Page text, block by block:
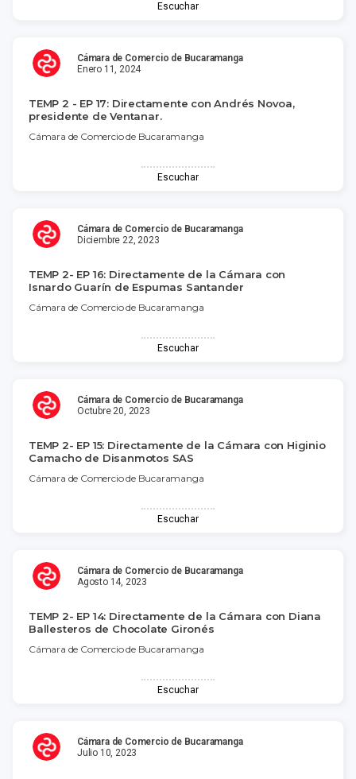
Escuchar
Cámara de Comercio de Bucaramanga
Enero 11, 2024
TEMP 2 - EP 17: Directamente con Andrés Novoa,
presidente de Ventanar.
Cámara de Comercio de Bucaramanga
Escuchar
Cámara de Comercio de Bucaramanga
Diciembre 22, 2023
TEMP 2- EP 16: Directamente de la Cámara con
Isnardo Guarín de Espumas Santander
Cámara de Comercio de Bucaramanga
Escuchar
Cámara de Comercio de Bucaramanga
Octubre 20, 2023
TEMP 2- EP 15: Directamente de la Cámara con Higinio
Camacho de Disanmotos SAS
Cámara de Comercio de Bucaramanga
Escuchar
Cámara de Comercio de Bucaramanga
Agosto 14, 2023
TEMP 2- EP 14: Directamente de la Cámara con Diana
Ballesteros de Chocolate Gironés
Cámara de Comercio de Bucaramanga
Escuchar
Cámara de Comercio de Bucaramanga
Julio 10, 2023